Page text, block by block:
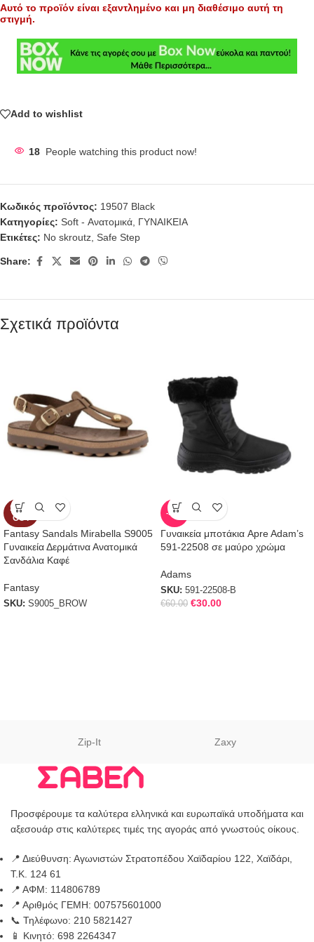
Αυτό το προϊόν είναι εξαντλημένο και μη διαθέσιμο αυτή τη
στιγμή.
Add to wishlist
18 People watching this product now!
Κωδικός προϊόντος: 19507 Black
Κατηγορίες: Soft - Ανατομικά ΓΥΝΑΙΚΕΙΑ
Ετικέτες: No skroutz Safe Step
Share:
Σχετικά προϊόντα
SOLD
OUT
Fantasy Sandals Mirabella S9005
Γυναικεία Δερμάτινα Ανατομικά
Σανδάλια Καφέ
Fantasy
SKU: S9005_BROW
-50%
Γυναικεία μποτάκια Apre Adam’s
591-22508 σε μαύρο χρώμα
Adams
SKU: 591-22508-B
€60.00 €30.00
Zip-It Zaxy
Προσφέρουμε τα καλύτερα ελληνικά και ευρωπαϊκά υποδήματα και
αξεσουάρ στις καλύτερες τιμές της αγοράς από γνωστούς οίκους.
📍 Διεύθυνση: Αγωνιστών Στρατοπέδου Χαϊδαρίου 122, Χαϊδάρι,
Τ.Κ. 124 61
📍 ΑΦΜ: 114806789
📍 Αριθμός ΓΕΜΗ: 007575601000
📞 Τηλέφωνο: 210 5821427
📱 Κινητό: 698 2264347